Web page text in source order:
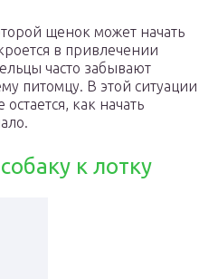
щенок может начать
в привлечении
часто забывают
питомцу. В этой ситуации
как начать
к лотку